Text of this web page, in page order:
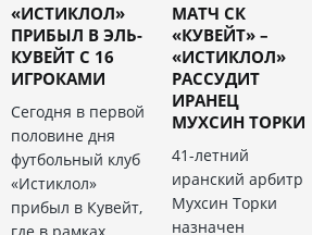
«ИСТИКЛОЛ»
ПРИБЫЛ В ЭЛЬ-
КУВЕЙТ С 16
ИГРОКАМИ
Сегодня в первой
половине дня
футбольный клуб
«Истиклол»
прибыл в Кувейт,
МАТЧ СК
«КУВЕЙТ» –
«ИСТИКЛОЛ»
РАССУДИТ
ИРАНЕЦ
МУХСИН ТОРКИ
41-летний
иранский арбитр
Мухсин Торки
назначен